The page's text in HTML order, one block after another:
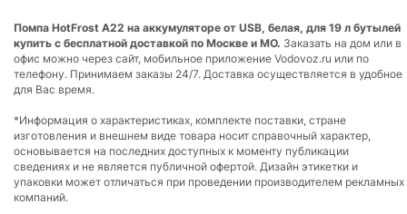
Помпа HotFrost A22 на аккумуляторе от USB, белая, для 19 л бутылей
купить с бесплатной доставкой по Москве и МО. Заказать на дом или в
офис можно через сайт, мобильное приложение Vodovoz.ru или по
телефону. Принимаем заказы 24/7. Доставка осуществляется в удобное
для Вас время.
*Информация о характеристиках, комплекте поставки, стране
изготовления и внешнем виде товара носит справочный характер,
основывается на последних доступных к моменту публикации
сведениях и не является публичной офертой. Дизайн этикетки и
упаковки может отличаться при проведении производителем рекламных
компаний.